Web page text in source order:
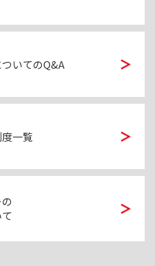
いてのQ&A
一覧